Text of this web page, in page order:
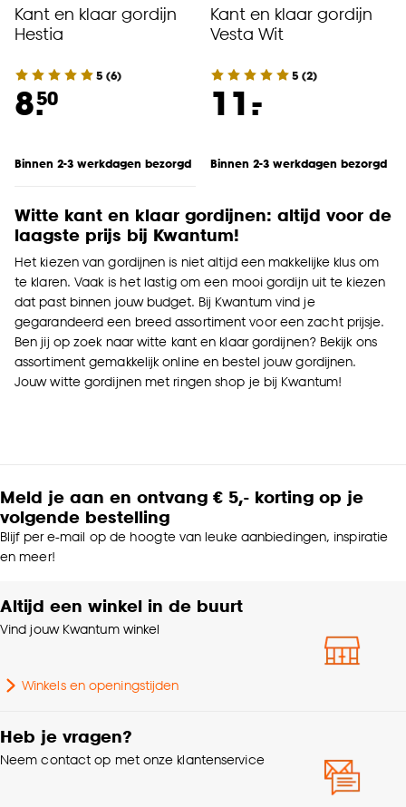
kan aanpassen, bekijk hiervoor onze
cookieverklaring
Kant en klaar gordijn
Hestia
5 (6)
8.50
Binnen 2-3 werkdagen bezorgd
Kant en klaar gordijn
Vesta Wit
5 (2)
11.
-
Binnen 2-3 werkdagen bezorgd
Witte kant en klaar gordijnen: altijd voor de
laagste prijs bij Kwantum!
Het kiezen van gordijnen is niet altijd een makkelijke klus om
te klaren. Vaak is het lastig om een mooi gordijn uit te kiezen
dat past binnen jouw budget. Bij Kwantum vind je
gegarandeerd een breed assortiment voor een zacht prijsje.
Ben jij op zoek naar witte kant en klaar gordijnen? Bekijk ons
assortiment gemakkelijk online en bestel jouw gordijnen.
Jouw witte gordijnen met ringen shop je bij Kwantum!
Meld je aan en ontvang € 5,- korting op je
volgende bestelling
Blijf per e-mail op de hoogte van leuke aanbiedingen, inspiratie
en meer!
Altijd een winkel in de buurt
Vind jouw Kwantum winkel
Winkels en openingstijden
Heb je vragen?
Neem contact op met onze klantenservice